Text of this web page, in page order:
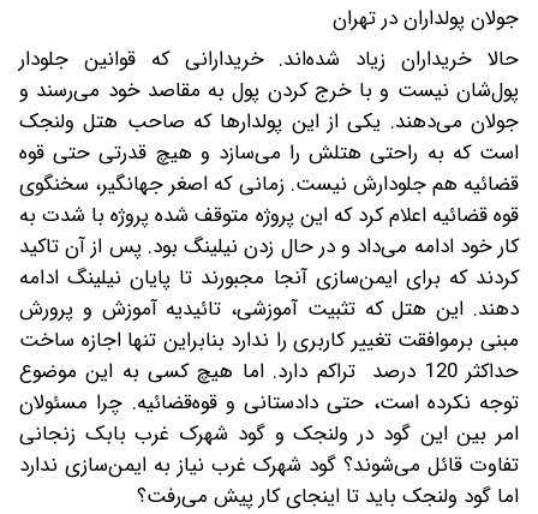
جولان پولداران در تهران
حالا خریداران زیاد شده‌اند. خریدارانی که قوانین جلودار
پول‌شان نیست و با خرج کردن پول به مقاصد خود می‌رسند و
جولان می‌دهند. یکی از این پولدارها که صاحب هتل ولنجک
است که به راحتی هتلش را می‌سازد و هیچ قدرتی حتی قوه
قضائیه هم جلودارش نیست. زمانی که ‌اصغر جهانگیر، سخنگوی
قوه قضائیه اعلام کرد که این پروژه متوقف شده پروژه با شدت به
کار خود ادامه می‌داد و در حال زدن نیلینگ بود. پس از آن تاکید
کردند که برای ایمن‌سازی آنجا مجبورند تا پایان نیلینگ ادامه
دهند. این هتل که تثبیت آموزشی، تائیدیه آموزش و پرورش
مبنی برموافقت تغییر کاربری را ندارد بنابراین تنها اجازه ساخت
حداکثر 120 درصد تراکم دارد. اما هیچ کسی به این موضوع
توجه نکرده است، حتی دادستانی و قوه‌قضائیه. چرا مسئولان
امر بین این گود در ولنجک و گود شهرک غرب بابک زنجانی
تفاوت قائل می‌شوند؟ گود شهرک غرب نیاز به ایمن‌سازی ندارد
اما گود ولنجک باید تا اینجای کار پیش می‌رفت؟